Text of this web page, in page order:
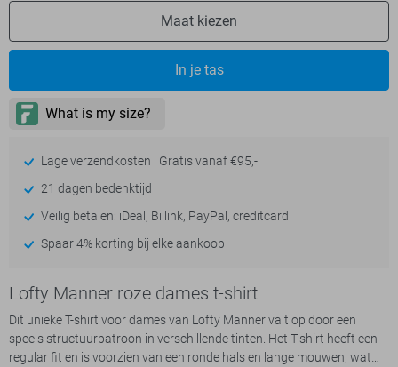
Maat kiezen
In je tas
Lage verzendkosten | Gratis vanaf €95,-
21 dagen bedenktijd
Veilig betalen: iDeal, Billink, PayPal, creditcard
Spaar 4% korting bij elke aankoop
Lofty Manner roze dames t-shirt
Dit unieke T-shirt voor dames van Lofty Manner valt op door een
speels structuurpatroon in verschillende tinten. Het T-shirt heeft een
regular fit en is voorzien van een ronde hals en lange mouwen, wat